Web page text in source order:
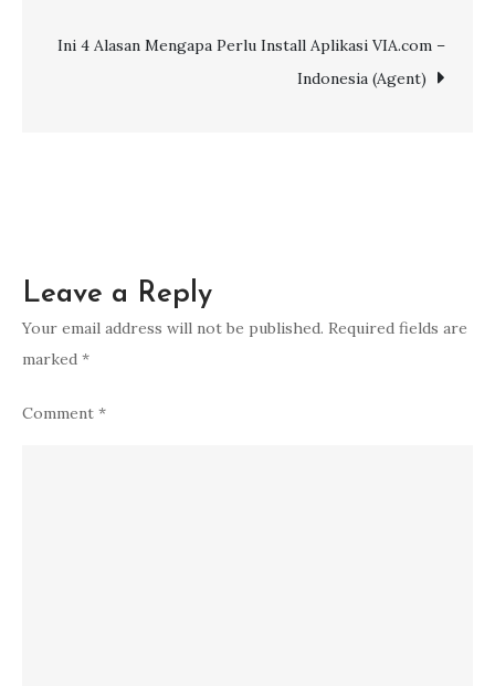
dengan
navigation
Ini 4 Alasan Mengapa Perlu Install Aplikasi VIA.com –
Indonesia (Agent)
Leave a Reply
Your email address will not be published. Required fields are
marked *
Comment *